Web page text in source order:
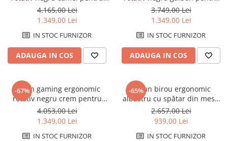
Comode TV
Tablii pat
Noptiere
Comode si Bufete
Oglinzi
Biblioteci si Rafturi
Sifoniere si Dulapuri
birou Dyskord 50x74x137 cm
4.165,00 Lei
1.349,00 Lei
IN STOC FURNIZOR
ADAUGA IN COS
birou Ranger 52x74x138 cm
3.749,00 Lei
1.349,00 Lei
IN STOC FURNIZOR
ADAUGA IN COS
-67%
Scaun gaming ergonomic
rotativ negru crem pentru
birou Ranger 52x74x138 cm
4.053,00 Lei
1.349,00 Lei
IN STOC FURNIZOR
-65%
Scaun birou ergonomic
albastru cu spătar din mesh
și tetieră reglabilă, VITRIO
63x59x127 cm
2.657,00 Lei
939,00 Lei
IN STOC FURNIZOR